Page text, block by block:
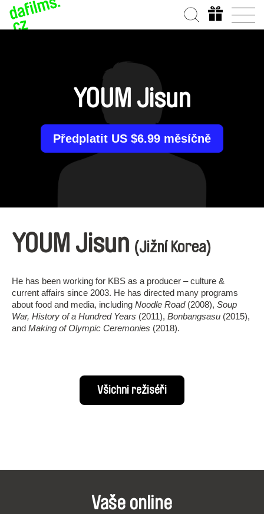
YOUM Jisun
Předplatit US $6.99 měsíčně
YOUM Jisun (Jižní Korea)
He has been working for KBS as a producer – culture &
current affairs since 2003. He has directed many programs
about food and media, including Noodle Road(2008), Soup
War, History of a Hundred Years (2011), Bonbangsasu (2015),
and Making of Olympic Ceremonies (2018).
Všichni režiséři
Vaše online